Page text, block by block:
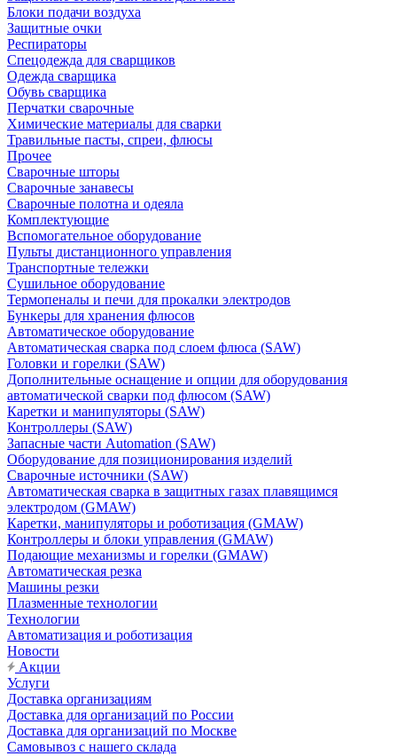
Блоки подачи воздуха
Защитные очки
Респираторы
Спецодежда для сварщиков
Одежда сварщика
Обувь сварщика
Перчатки сварочные
Химические материалы для сварки
Травильные пасты, спреи, флюсы
Прочее
Сварочные шторы
Сварочные занавесы
Сварочные полотна и одеяла
Комплектующие
Вспомогательное оборудование
Пульты дистанционного управления
Транспортные тележки
Сушильное оборудование
Термопеналы и печи для прокалки электродов
Бункеры для хранения флюсов
Автоматическое оборудование
Автоматическая сварка под слоем флюса (SAW)
Головки и горелки (SAW)
Дополнительные оснащение и опции для оборудования
автоматической сварки под флюсом (SAW)
Каретки и манипуляторы (SAW)
Контроллеры (SAW)
Запасные части Automation (SAW)
Оборудование для позиционирования изделий
Сварочные источники (SAW)
Автоматическая сварка в защитных газах плавящимся
электродом (GMAW)
Каретки, манипуляторы и роботизация (GMAW)
Контроллеры и блоки управления (GMAW)
Подающие механизмы и горелки (GMAW)
Автоматическая резка
Машины резки
Плазменные технологии
Технологии
Автоматизация и роботизация
Новости
Акции
Услуги
Доставка организациям
Доставка для организаций по России
Доставка для организаций по Москве
Самовывоз с нашего склада